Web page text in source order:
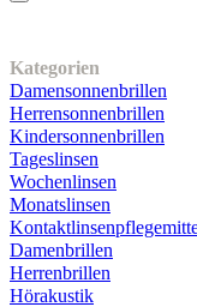
Kategorien
Damensonnenbrillen
Herrensonnenbrillen
Kindersonnenbrillen
Tageslinsen
Wochenlinsen
Monatslinsen
Damenbrillen
Herrenbrillen
Hörakustik